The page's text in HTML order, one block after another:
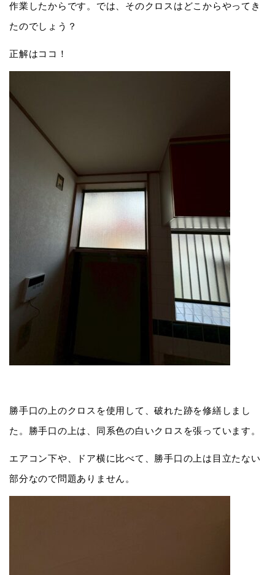
作業したからです。では、そのクロスはどこからやってき
たのでしょう？
正解はココ！
勝手口の上のクロスを使用して、破れた跡を修繕しまし
た。勝手口の上は、同系色の白いクロスを張っています。
エアコン下や、ドア横に比べて、勝手口の上は目立たない
部分なので問題ありません。